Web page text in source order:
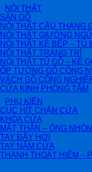
NỘI THẤT
SÀN GỖ
NỘI THẤT CẦU THANG
NỘI THẤT GIƯỜNG NGỦ
NỘI THẤT KỆ BẾP – TỦ
NỘI THẤT TRANG TRÍ
NỘI THẤT TỦ GỖ – KỆ
ỐP TƯỜNG GỖ CÔNG
VÁCH GỖ CÔNG
CỬA KÍNH PHÒNG TẮM
PHỤ KIỆN
CỤC HÍT CHẶN CỬA
KHÓA CỬA
MẮT THẦN – ỐNG
TAY ĐẨY HƠI
TAY NẮM CỬA
THANH THOÁT HIỂM –